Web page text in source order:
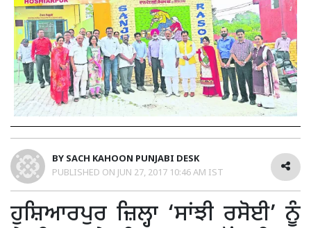
BY SACH KAHOON PUNJABI DESK
PUBLISHED ON JUN 27, 2017 10:46 AM IST
ਹੁਸ਼ਿਆਰਪੁਰ ਜ਼ਿਲ੍ਹਾ ‘ਸਾਂਝੀ ਰਸੋਈ’ ਨੂੰ